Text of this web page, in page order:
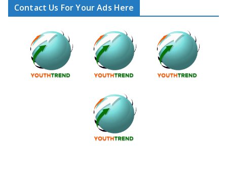
Contact Us For Your Ads Here